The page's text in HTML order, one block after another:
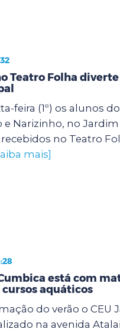
Teatro Folha
feira (1º) os alunos
e Narizinho, no Jardim
no Teatro
mais]
está com
aquáticos
do verão o CEU
na avenida